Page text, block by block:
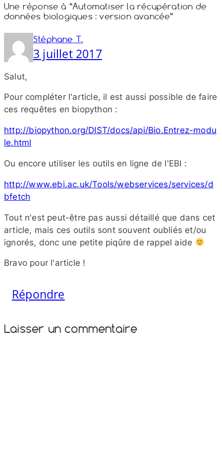
Une réponse à “Automatiser la récupération de
données biologiques : version avancée”
Stéphane T.
3 juillet 2017
Salut,
Pour compléter l'article, il est aussi possible de faire
ces requêtes en biopython :
http://​biopython​.org/​D​I​S​T​/​d​o​c​s​/​a​p​i​/​B​i​o​.​E​n​t​r​e​z​-​m​o​d​u​
l​e​.​h​tml
Ou encore utiliser les outils en ligne de l'EBI :
http://​www​.ebi​.ac​.uk/​T​o​o​l​s​/​w​e​b​s​e​r​v​i​c​e​s​/​s​e​r​v​i​c​e​s​/​d​
b​f​e​tch
Tout n'est peut-​être pas aussi détaillé que dans cet
article, mais ces outils sont souvent oubliés et/​ou
ignorés, donc une petite piqûre de rappel aide
Bravo pour l'article !
Répondre
Laisser un commentaire